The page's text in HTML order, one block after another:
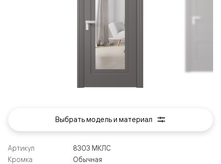
Артикул
8303 МКЛС
Кромка
Обычная
Выбрать модель и материал